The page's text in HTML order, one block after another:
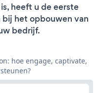
heeft u de eerste
het opbouwen van
bedrijf.
hoe engage, captivate,